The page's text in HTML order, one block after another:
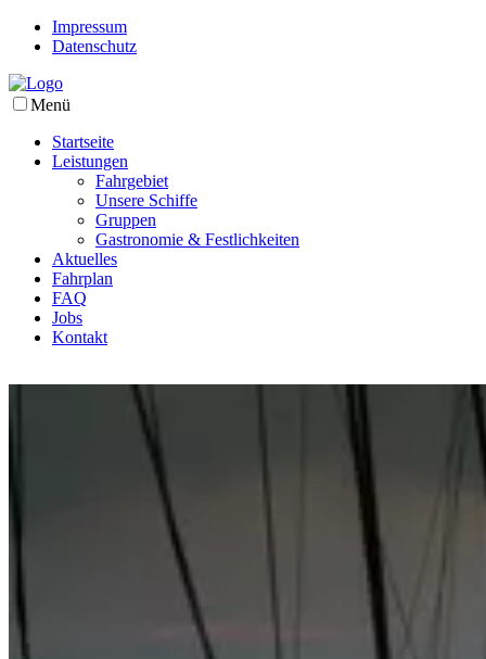
Impressum
Datenschutz
Menü
Startseite
Leistungen
Fahrgebiet
Unsere Schiffe
Gruppen
Gastronomie & Festlichkeiten
Aktuelles
Fahrplan
FAQ
Jobs
Kontakt